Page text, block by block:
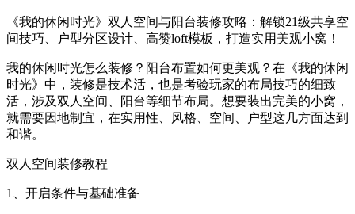
《我的休闲时光》双人空间与阳台装修攻略：解锁21级共享空
间技巧、户型分区设计、高赞loft模板，打造实用美观小窝！
我的休闲时光怎么装修？阳台布置如何更美观？在《我的休闲
时光》中，装修是技术活，也是考验玩家的布局技巧的细致
活，涉及双人空间、阳台等细节布局。想要装出完美的小窝，
就需要因地制宜，在实用性、风格、空间、户型这几方面达到
和谐。
双人空间装修教程
1、开启条件与基础准备